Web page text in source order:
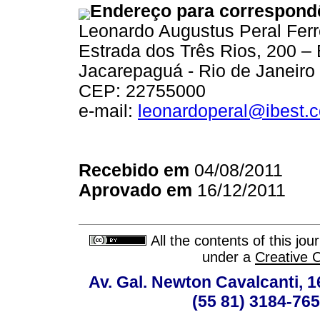
Endereço para
Leonardo Augustus Peral
Estrada dos Três Rios, 200 –
Jacarepaguá - Rio de
CEP: 22755000
e-mail:
Recebido em 04/08/2011
Aprovado em 16/12/2011
All the contents of this
under a Creative
Av. Gal. Newton Cavalcanti,
(55 81) 3184-